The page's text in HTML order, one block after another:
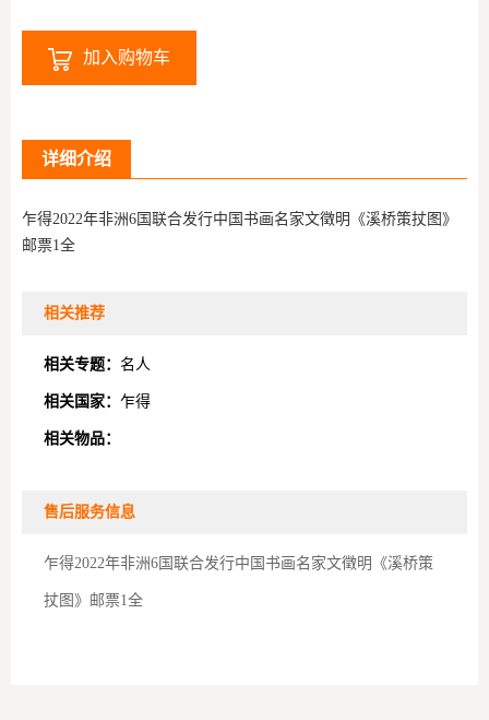
加入购物车
详细介绍
乍得2022年非洲6国联合发行中国书画名家文徵明《溪桥策扙图》
邮票1全
相关推荐
相关专题： 名人
相关国家： 乍得
相关物品：
售后服务信息
乍得2022年非洲6国联合发行中国书画名家文徵明《溪桥策
扙图》邮票1全